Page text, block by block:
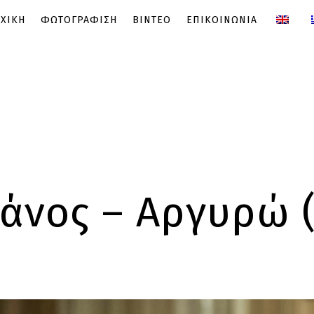
ΦΩΤΟΓΡΑΦΙΣΗ ΒΙΝΤΕΟ ΕΠΙΚΟΙΝΩΝΙΑ
– Αργυρώ